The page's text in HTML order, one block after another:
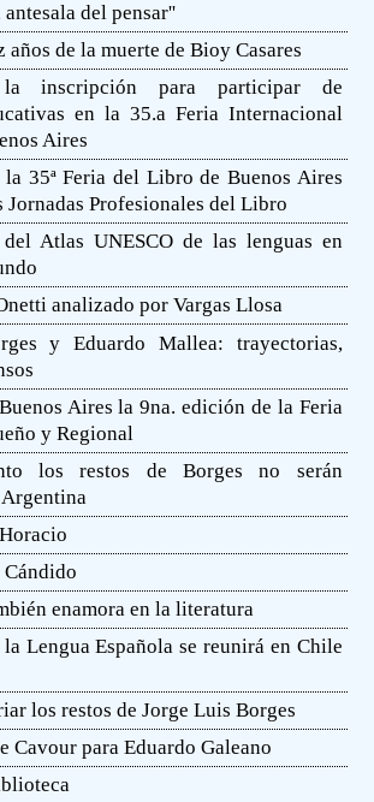
antesala del pensar''
años de la muerte de Bioy Casares
inscripción para participar de
en la 35.a Feria Internacional
Aires
35ª Feria del Libro de Buenos Aires
Jornadas Profesionales del Libro
Atlas UNESCO de las lenguas en
analizado por Vargas Llosa
y Eduardo Mallea: trayectorias,
Aires la 9na. edición de la Feria
y Regional
los restos de Borges no serán
Cándido
enamora en la literatura
Lengua Española se reunirá en Chile
los restos de Jorge Luis Borges
Cavour para Eduardo Galeano